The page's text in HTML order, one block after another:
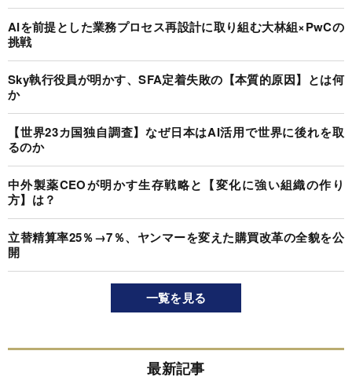
AIを前提とした業務プロセス再設計に取り組む大林組×PwCの
挑戦
Sky執行役員が明かす、SFA定着失敗の【本質的原因】とは何
か
【世界23カ国独自調査】なぜ日本はAI活用で世界に後れを取
るのか
中外製薬CEOが明かす生存戦略と【変化に強い組織の作り
方】は？
立替精算率25％→7％、ヤンマーを変えた購買改革の全貌を公
開
一覧を見る
最新記事